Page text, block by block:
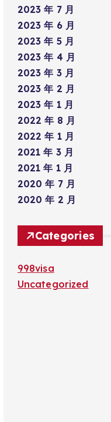
2023 年 7 月
2023 年 6 月
2023 年 5 月
2023 年 4 月
2023 年 3 月
2023 年 2 月
2023 年 1 月
2022 年 8 月
2022 年 1 月
2021 年 3 月
2021 年 1 月
2020 年 7 月
2020 年 2 月
Categories
998visa
Uncategorized